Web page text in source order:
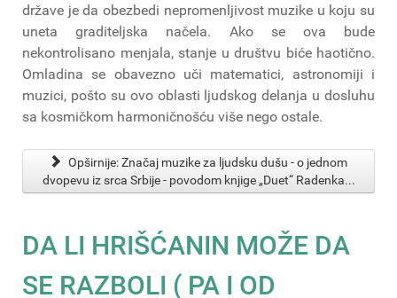
države je da obezbedi nepromenljivost muzike u koju su
uneta graditeljska načela. Ako se ova bude
nekontrolisano menjala, stanje u društvu biće haotično.
Omladina se obavezno uči matematici, astronomiji i
muzici, pošto su ovo oblasti ljudskog delanja u dosluhu
sa kosmičkom harmoničnošću više nego ostale.
Opširnije: Značaj muzike za ljudsku dušu - o jednom
dvopevu iz srca Srbije - povodom knjige „Duet“ Radenka...
DA LI HRIŠĆANIN MOŽE DA
SE RAZBOLI ( PA I OD